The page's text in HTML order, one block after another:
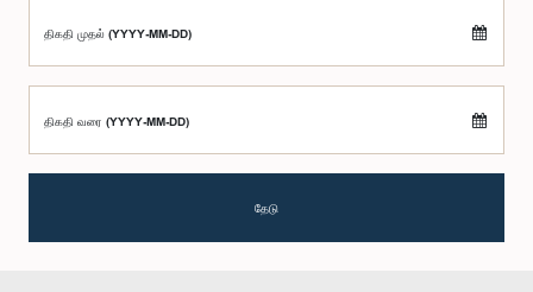
திகதி முதல் (YYYY-MM-DD)
திகதி வரை (YYYY-MM-DD)
தேடு